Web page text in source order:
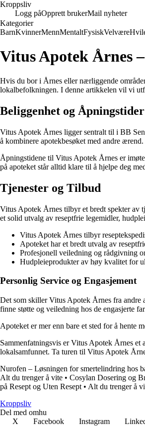
Kroppsliv
Logg påOpprett brukerMail nyheter
Kategorier
BarnKvinnerMennMentaltFysiskVelvære
Vitus Apotek Årnes
Hvis du bor i Årnes eller nærliggende
lokalbefolkningen. I denne artikkelen vil vi
Beliggenhet og Åpningstider
Vitus Apotek Årnes ligger sentralt til i BB
å kombinere apotekbesøket med andre ærend.
Åpningstidene til Vitus Apotek Årnes er
på apoteket står alltid klare til å hjelpe deg
Tjenester og Tilbud
Vitus Apotek Årnes tilbyr et bredt spekter av
et solid utvalg av reseptfrie legemidler,
Vitus Apotek Årnes tilbyr
Apoteket har et bredt utvalg av
Profesjonell veiledning og rådgivning
Hudpleieprodukter av høy kvalitet for
Personlig Service og Engasjement
Det som skiller Vitus Apotek Årnes fra andre
finne støtte og veiledning hos de engasjerte
Apoteket er mer enn bare et sted for å hente
Sammenfatningsvis er Vitus Apotek Årnes et
lokalsamfunnet. Ta turen til Vitus Apotek
Nurofen – Løsningen for smertelindring hos
Alt du trenger å vite • Cosylan Dosering og
på Resept og Uten Resept • Alt du trenger å
Kroppsliv
Del med omhu
X
Facebook Instagram